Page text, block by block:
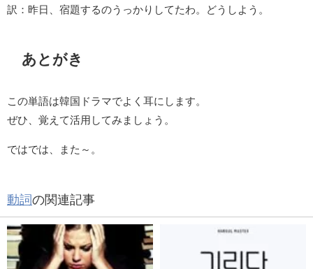
訳：昨日、宿題するのうっかりしてたわ。どうしよう。
あとがき
この単語は韓国ドラマでよく耳にします。
ぜひ、覚えて活用してみましょう。
ではでは、また～。
動詞の関連記事